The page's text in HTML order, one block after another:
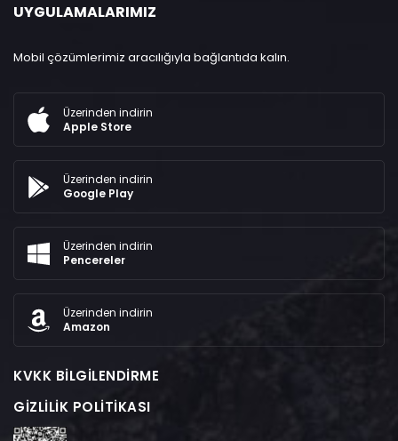
UYGULAMALARIMIZ
Mobil çözümlerimiz aracılığıyla bağlantıda kalın.
Üzerinden indirin
Apple Store
Üzerinden indirin
Google Play
Üzerinden indirin
Pencereler
Üzerinden indirin
Amazon
KVKK BILGILENDIRME
GIZLILIK POLITIKASI